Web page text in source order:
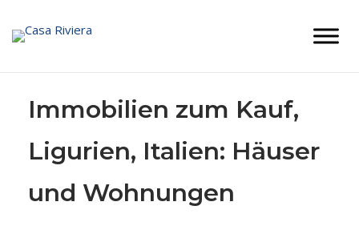
Immobilien zum Kauf,
Ligurien, Italien: Häuser
und Wohnungen